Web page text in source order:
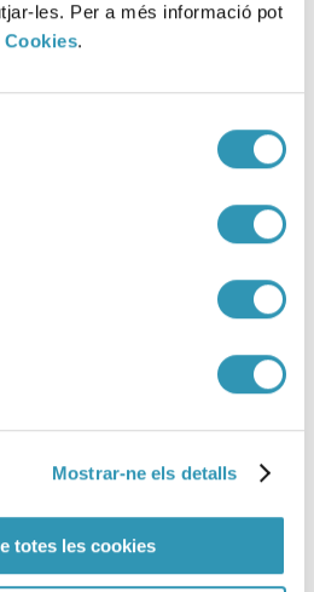
les. Per a més informació pot
.
Mostrar-ne els detalls
totes les cookies